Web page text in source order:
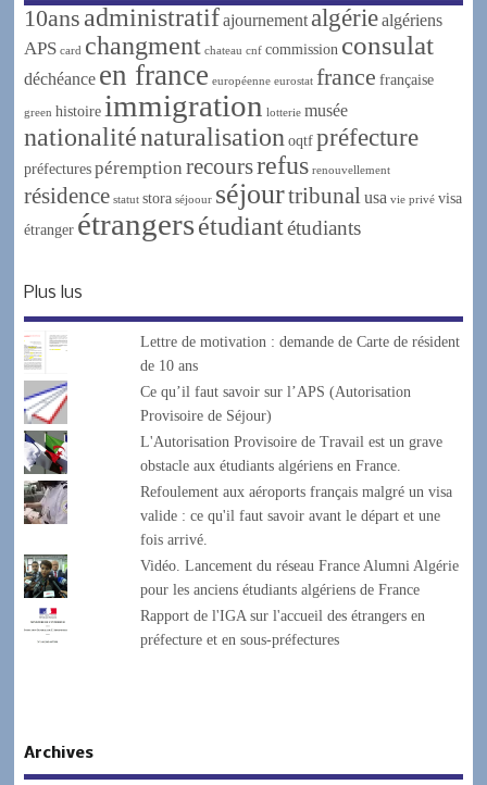
o
k
r
p
p
e
10ans administratifajournement algériealgériens
APS card changment chateau cnf commission consulat
déchéance en france européenne eurostat france française
green histoire immigration lotterie musée
nationaliténaturalisation oqtf préfecture
préfectures péremption recoursrefus renouvellement
résidence statut stora séjoour séjourtribunal usa vie privé visa
étranger étrangersétudiantétudiants
Plus lus
Lettre de motivation : demande de Carte de résident
de 10 ans
Ce qu’il faut savoir sur l’APS (Autorisation
Provisoire de Séjour)
L'Autorisation Provisoire de Travail est un grave
obstacle aux étudiants algériens en France.
Refoulement aux aéroports français malgré un visa
valide : ce qu'il faut savoir avant le départ et une
fois arrivé.
Vidéo. Lancement du réseau France Alumni Algérie
pour les anciens étudiants algériens de France
Rapport de l'IGA sur l'accueil des étrangers en
préfecture et en sous-préfectures
Archives